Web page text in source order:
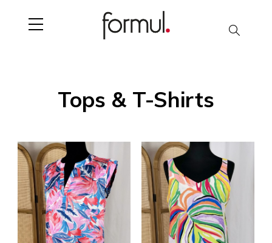
Search
Tops & T-Shirts